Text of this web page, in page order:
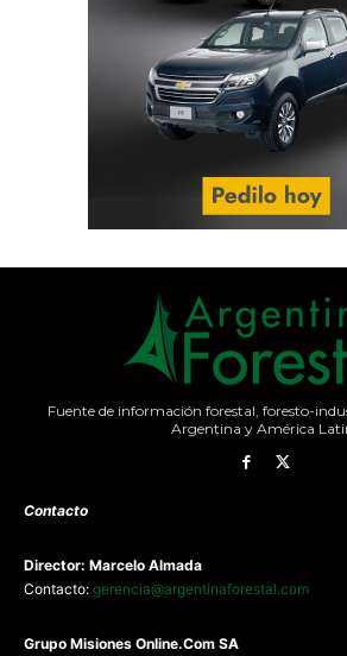
Fuente de información forestal, foresto-
Argentina y América
Contacto
Director: Marcelo Almada
Contacto: gerencia@argentinaforestal.com
Grupo Misiones Online.Com SA